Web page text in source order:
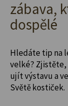
zábava,
dospělé
Hledáte tip na
velké? Zjistěte,
ujít výstavu a
Světě kostiček.